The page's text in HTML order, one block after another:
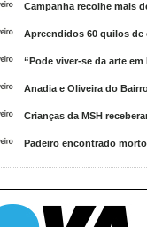
Campanha recolhe mais
Apreendidos 60 quilos de
“Pode viver-se da arte em
Anadia e Oliveira do
Crianças da MSH
Padeiro encontrado